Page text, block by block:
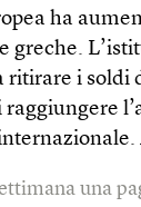
ha
greche.
ritirare i soldi
una